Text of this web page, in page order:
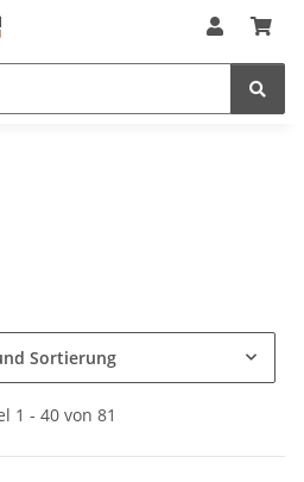
Sortierung
1 - 40 von 81